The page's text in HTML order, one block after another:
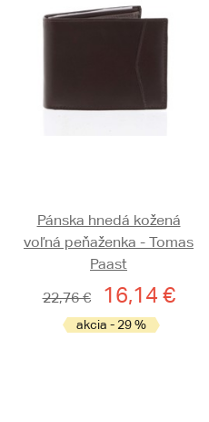
Pánska hnedá kožená
voľná peňaženka - Tomas
Paast
22,76 €
16,14 €
akcia - 29 %